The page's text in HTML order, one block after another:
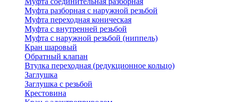
Муфта разборная с наружной резьбой
Муфта переходная коническая
Муфта с внутренней резьбой
Муфта с наружной резьбой (ниппель)
Кран шаровый
Обратный клапан
Втулка переходная (редукционное кольцо)
Заглушка
Заглушка с резьбой
Крестовина